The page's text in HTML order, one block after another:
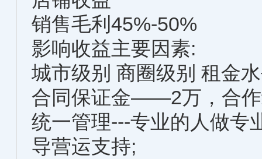
销售毛利45%-50%
影响收益主要因素:
城市级别 商圈级别 租金
合同保证金——2万，合作
统一管理---专业的人做专
导营运支持;